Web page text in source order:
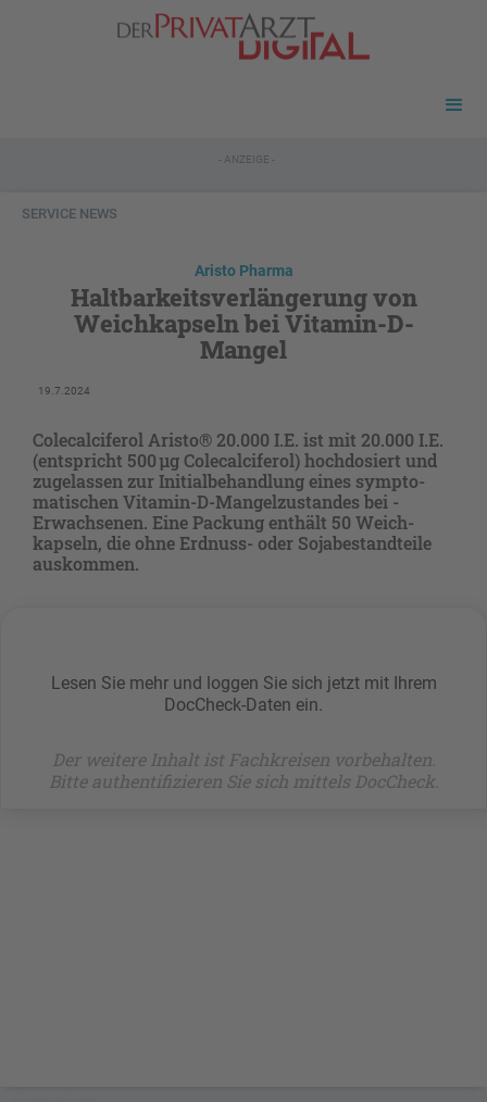
- ANZEIGE -
SERVICE NEWS
Aristo Pharma
Haltbarkeitsverlängerung von
Weichkapseln bei Vitamin-D-
Mangel
19.7.2024
Colecalciferol Aristo® 20.000 I.E. ist mit 20.000 I.E.
(entspricht 500 µg Colecalciferol) hochdosiert und
zugelassen zur Initialbehandlung eines sympto­
matischen Vitamin-D-Mangelzustandes bei ­
Erwachsenen. Eine Packung enthält 50 Weich­
kapseln, die ohne Erdnuss- oder Sojabestandteile
auskommen.
Lesen Sie mehr und loggen Sie sich jetzt mit Ihrem
DocCheck-Daten ein.
Der weitere Inhalt ist Fachkreisen vorbehalten.
Bitte authentifizieren Sie sich mittels DocCheck.